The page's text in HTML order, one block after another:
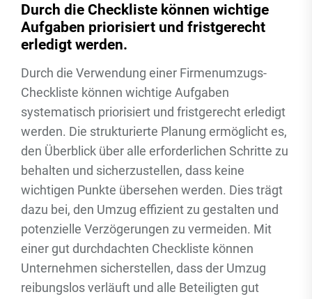
Durch die Checkliste können wichtige
Aufgaben priorisiert und fristgerecht
erledigt werden.
Durch die Verwendung einer Firmenumzugs-
Checkliste können wichtige Aufgaben
systematisch priorisiert und fristgerecht erledigt
werden. Die strukturierte Planung ermöglicht es,
den Überblick über alle erforderlichen Schritte zu
behalten und sicherzustellen, dass keine
wichtigen Punkte übersehen werden. Dies trägt
dazu bei, den Umzug effizient zu gestalten und
potenzielle Verzögerungen zu vermeiden. Mit
einer gut durchdachten Checkliste können
Unternehmen sicherstellen, dass der Umzug
reibungslos verläuft und alle Beteiligten gut